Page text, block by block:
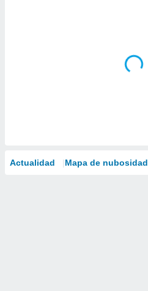
Actualidad Mapa de nubosidad